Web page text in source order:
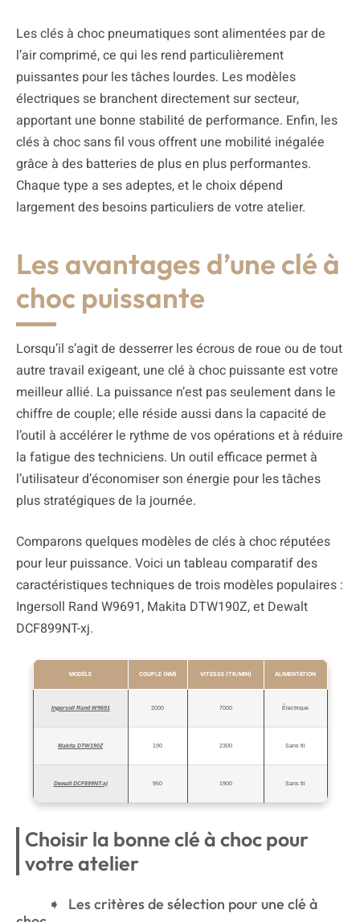
Les clés à choc pneumatiques sont alimentées par de
l’air comprimé, ce qui les rend particulièrement
puissantes pour les tâches lourdes. Les modèles
électriques se branchent directement sur secteur,
apportant une bonne stabilité de performance. Enfin, les
clés à choc sans fil vous offrent une mobilité inégalée
grâce à des batteries de plus en plus performantes.
Chaque type a ses adeptes, et le choix dépend
largement des besoins particuliers de votre atelier.
Les avantages d’une clé à
choc puissante
Lorsqu’il s’agit de desserrer les écrous de roue ou de tout
autre travail exigeant, une clé à choc puissante est votre
meilleur allié. La puissance n’est pas seulement dans le
chiffre de couple; elle réside aussi dans la capacité de
l’outil à accélérer le rythme de vos opérations et à réduire
la fatigue des techniciens. Un outil efficace permet à
l’utilisateur d’économiser son énergie pour les tâches
plus stratégiques de la journée.
Comparons quelques modèles de clés à choc réputées
pour leur puissance. Voici un tableau comparatif des
caractéristiques techniques de trois modèles populaires :
Ingersoll Rand W9691, Makita DTW190Z, et Dewalt
DCF899NT-xj.
MODÈLE COUPLE (NM) VITESSE (TR/MIN) ALIMENTATION
Ingersoll Rand W9691 2000 7000 Électrique
Makita DTW190Z 190 2300 Sans fil
Dewalt DCF899NT-xj 950 1900 Sans fil
Choisir la bonne clé à choc pour
votre atelier
Les critères de sélection pour une clé à